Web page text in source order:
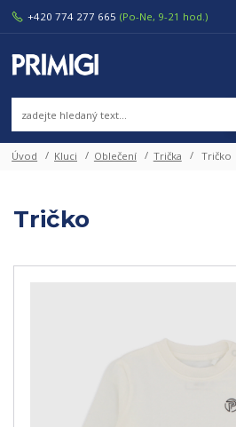
+420 774 277 665 (Po-Ne, 9-21 hod.)
Úvod Kluci Oblečení Trička Tričko
Tričko